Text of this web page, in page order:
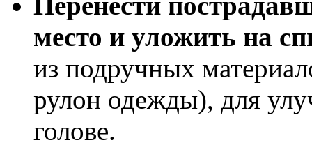
место и уложить на
из подручных
рулон одежды), для
голове.